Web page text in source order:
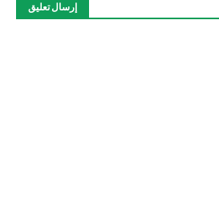
إرسال تعليق